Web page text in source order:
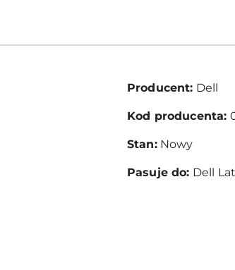
Producent: Dell
Kod producenta:
Stan:Nowy
Pasuje do: Dell